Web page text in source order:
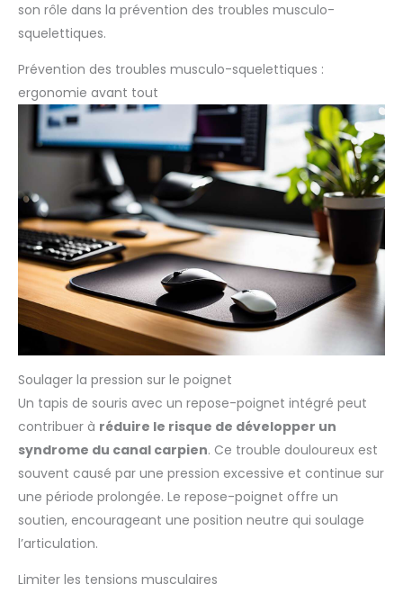
son rôle dans la prévention des troubles musculo-
squelettiques.
Prévention des troubles musculo-squelettiques :
ergonomie avant tout
Soulager la pression sur le poignet
Un tapis de souris avec un repose-poignet intégré peut
contribuer à réduire le risque de développer un
syndrome du canal carpien. Ce trouble douloureux est
souvent causé par une pression excessive et continue sur
une période prolongée. Le repose-poignet offre un
soutien, encourageant une position neutre qui soulage
l’articulation.
Limiter les tensions musculaires